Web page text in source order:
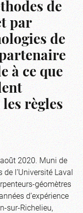
de
par
de
à ce que
règles
2020. Muni de
l’Université Laval
géomètres
d’expérience
sur-Richelieu,